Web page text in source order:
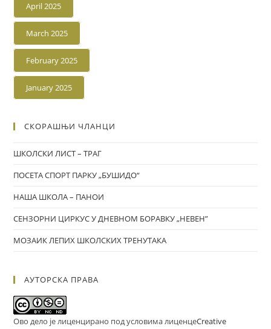
April 2025
March 2025
February 2025
January 2025
СКОРАШЊИ ЧЛАНЦИ
ШКОЛСКИ ЛИСТ – ТРАГ
ПОСЕТА СПОРТ ПАРКУ „БУШИДО“
НАША ШКОЛА – ПАНОИ
СЕНЗОРНИ ЦИРКУС У ДНЕВНОМ БОРАВКУ „НЕВЕН”
МОЗАИК ЛЕПИХ ШКОЛСКИХ ТРЕНУТАКА
АУТОРСКА ПРАВА
Ово дело је лиценцирано под условима лиценцеCreative